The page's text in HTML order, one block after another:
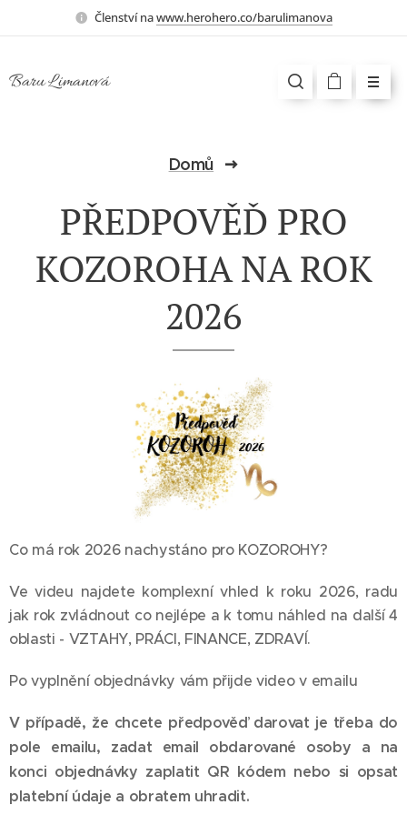
Členství nawww.herohero.co/barulimanova
Baru Limanová
Domů
PŘEDPOVĚĎ PRO
KOZOROHA NA ROK
2026
Co má rok 2026 nachystáno pro KOZOROHY?
Ve videu najdete komplexní vhled k roku 2026, radu
jak rok zvládnout co nejlépe a k tomu náhled na další 4
oblasti - VZTAHY, PRÁCI, FINANCE, ZDRAVÍ.
Po vyplnění objednávky vám přijde video v emailu
V případě, že chcete předpověď darovat je třeba do
pole emailu, zadat email obdarované osoby a na
konci objednávky zaplatit QR kódem nebo si opsat
platební údaje a obratem uhradit.